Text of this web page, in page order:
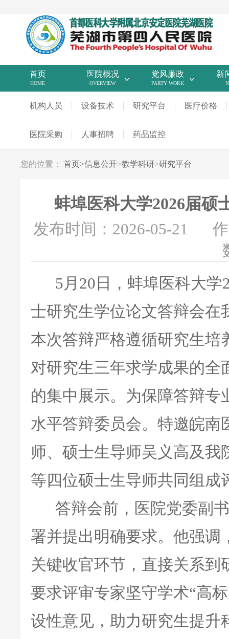
首页
HOME
医院概况
OVERVIEW
党风廉政
PARTY WORK
新
机构人员 设备技术 研究平台 医疗价格
医院采购 人事招聘 药品监控
您的位置： 首页>信息公开>教学科研>研究平台
蚌埠医科大学2026届硕
发布时间：2026-05-21
5月20日，蚌埠医科大学
士研究生学位论文答辩会在
本次答辩严格遵循研究生培
对研究生三年求学成果的全
的集中展示。为保障答辩
水平答辩委员会。特邀皖南
师、硕士生导师吴义高及
等四位硕士生导师共同组
答辩会前，医院党委副书
署并提出明确要求。他强调
关键收官环节，直接关系
要求评审专家坚守学术“高
设性意见，助力研究生提升